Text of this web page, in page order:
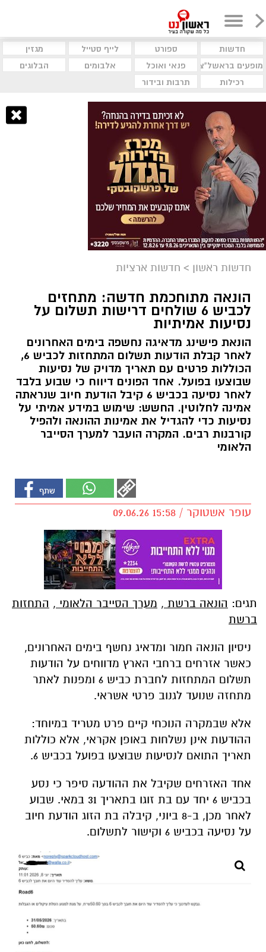
חדשות ספורט לייף סטייל
מגזין
מופעים בראשל"צ
פנאי ואוכל אלבומים
הבלוגים
רכילות
תרבות ובידור
חדשות ראשון > חדשות ארציות
הונאה מתוחכמת חדשה: מתחזים
לכביש 6 שולחים דרישות תשלום על
נסיעות אמיתיות
הונאת פישינג מדאיגה נחשפה בימים האחרונים
לאחר קבלת הודעות תשלום המתחזות לכביש 6,
הכוללות פרטים עם תאריך מדויק של נסיעות
שבוצעו בפועל. אחד הפונים דיווח כי שבוע בלבד
לאחר נסיעה בכביש 6 קיבל הודעת חיוב שנראתה
אמינה לחלוטין. החשש: שימוש במידע אמיתי על
נסיעות כדי להגדיל את אמינות ההונאה ולהפיל
קורבנות רבים. המקרה הועבר למערך הסייבר
הלאומי
עופר אשטוקר / 15:58 09.06.26
תגים: הונאה ברשת , מערך הסייבר הלאומי , התחזות
ברשת
ניסיון הונאה חמור ומדאיג נחשף בימים האחרונים,
כאשר אזרחים ברחבי הארץ מדווחים על הודעות
תשלום המתחזות לחברת כביש 6 ומפנות לאתר
מתחזה שנועד לגנוב פרטי אשראי.
אלא שבמקרה הנוכחי קיים פרט מטריד במיוחד:
ההודעות אינן נשלחות באופן אקראי, אלא כוללות
תאריך התואם לנסיעות שבוצעו בפועל בכביש 6.
אחד האזרחים שקיבל את ההודעה סיפר כי נסע
בכביש 6 יחד עם בת זוגו בתאריך 31 במאי. שבוע
לאחר מכן, ב-8 ביוני, קיבלה בת הזוג הודעת חיוב
על נסיעה בכביש 6 וקישור לתשלום.